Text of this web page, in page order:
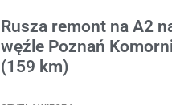
Rusza remont na A2
węźle Poznań
(159 km)